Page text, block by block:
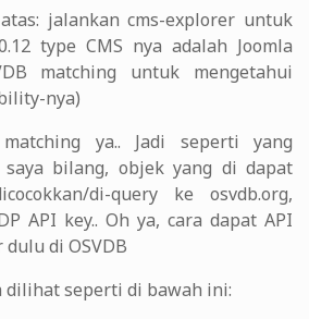
jalankan cms-explorer untuk
type CMS nya adalah Joomla
matching untuk mengetahui
nya)
ya.. Jadi seperti yang
saya bilang, objek yang di dapat
di-query ke osvdb.org,
API key.. Oh ya, cara dapat API
di OSVDB
dilihat seperti di bawah ini: